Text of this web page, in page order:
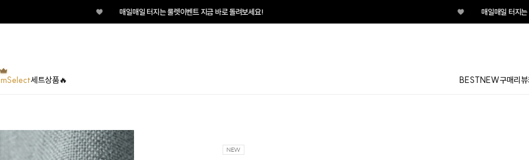
매일매일 터지는 룰렛이벤트 지금 바로 돌려보세요! 매일매일 터지는 룰렛이벤트 지금 바로
세트상품🔥 BESTNEW구매리뷰